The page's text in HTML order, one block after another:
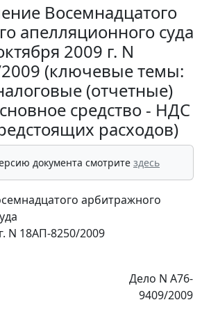
Восемнадцатого
апелляционного суда
2009 г. N
(ключевые темы:
(отчетные)
средство - НДС
расходов)
документа смотрите здесь
арбитражного
N 18АП-8250/2009
Дело N А76-
9409/2009